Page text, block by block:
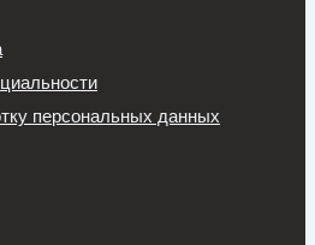
персональных данных